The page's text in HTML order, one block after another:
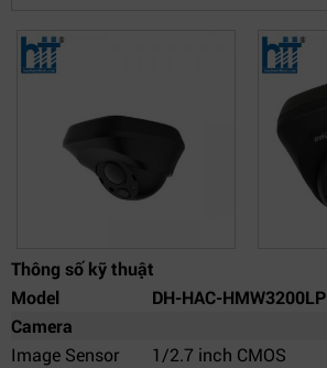
Thông số kỹ thuật
Model
DH-HAC-HMW3200LP
Camera
Image Sensor
1/2.7 inch CMOS